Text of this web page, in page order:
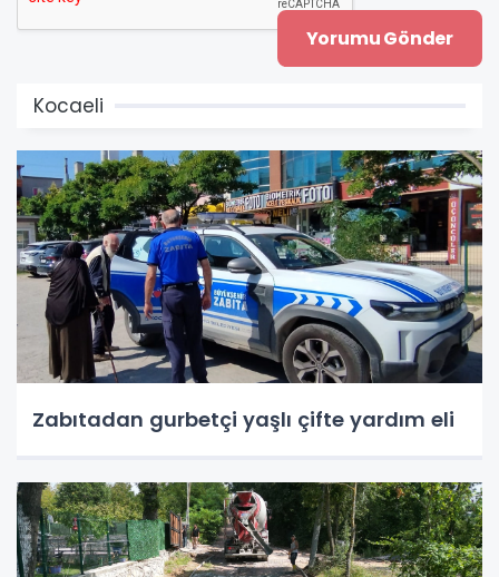
Kocaeli
Zabıtadan gurbetçi yaşlı çifte yardım eli